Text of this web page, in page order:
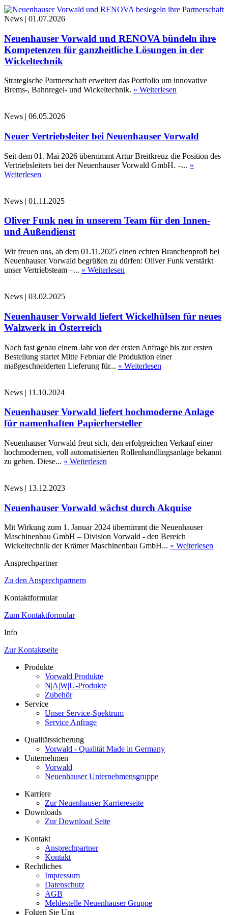
News | 01.07.2026
Neuenhauser Vorwald und RENOVA bündeln ihre
Kompetenzen für ganzheitliche Lösungen in der
Wickeltechnik
Strategische Partnerschaft erweitert das Portfolio um innovative
Brems-, Bahnregel- und Wickeltechnik. » Weiterlesen
News | 06.05.2026
Neuer Vertriebsleiter bei Neuenhauser Vorwald
Seit dem 01. Mai 2026 übernimmt Artur Breitkreuz die Position des
Vertriebsleiters bei der Neuenhauser Vorwald GmbH. –... »
Weiterlesen
News | 01.11.2025
Oliver Funk neu in unserem Team für den Innen-
und Außendienst
Wir freuen uns, ab dem 01.11.2025 einen echten Branchenprofi bei
Neuenhauser Vorwald begrüßen zu dürfen: Oliver Funk verstärkt
unser Vertriebsteam –... » Weiterlesen
News | 03.02.2025
Neuenhauser Vorwald liefert Wickelhülsen für neues
Walzwerk in Österreich
Nach fast genau einem Jahr von der ersten Anfrage bis zur ersten
Bestellung startet Mitte Februar die Produktion einer
maßgeschneiderten Lieferung für... » Weiterlesen
News | 11.10.2024
Neuenhauser Vorwald liefert hochmoderne Anlage
für namenhaften Papierhersteller
Neuenhauser Vorwald freut sich, den erfolgreichen Verkauf einer
hochmodernen, voll automatisierten Rollenhandlingsanlage bekannt
zu geben. Diese... » Weiterlesen
News | 13.12.2023
Neuenhauser Vorwald wächst durch Akquise
Mit Wirkung zum 1. Januar 2024 übernimmt die Neuenhauser
Maschinenbau GmbH – Division Vorwald - den Bereich
Wickeltechnik der Krämer Maschinenbau GmbH... » Weiterlesen
Ansprechpartner
Zu den Ansprechpartnern
Kontaktformular
Zum Kontaktformular
Info
Zur Kontaktseite
Produkte
Vorwald Produkte
N|A|W|U-Produkte
Zubehör
Service
Unser Service-Spektrum
Service Anfrage
Qualitätssicherung
Vorwald - Qualität Made in Germany
Unternehmen
Vorwald
Neuenhauser Unternehmensgruppe
Karriere
Zur Neuenhauser Karriereseite
Downloads
Zur Download Seite
Kontakt
Ansprechpartner
Kontakt
Rechtliches
Impressum
Datenschutz
AGB
Meldestelle Neuenhauser Gruppe
Folgen Sie Uns